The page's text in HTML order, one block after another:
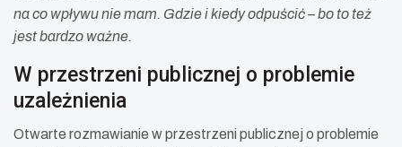
na co wpływu nie mam. Gdzie i kiedy odpuścić – bo to też
jest bardzo ważne.
W przestrzeni publicznej o problemie
uzależnienia
Otwarte rozmawianie w przestrzeni publicznej o problemie